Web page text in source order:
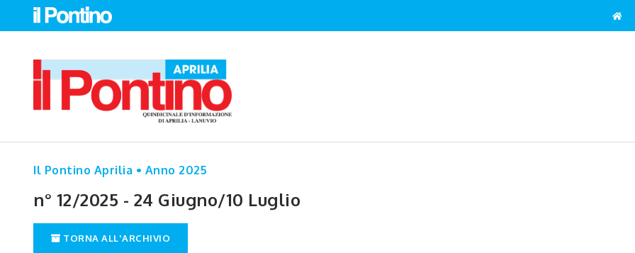
Il Pontino Aprilia • Anno 2025
n° 12/2025 - 24 Giugno/10 Luglio
TORNA ALL'ARCHIVIO